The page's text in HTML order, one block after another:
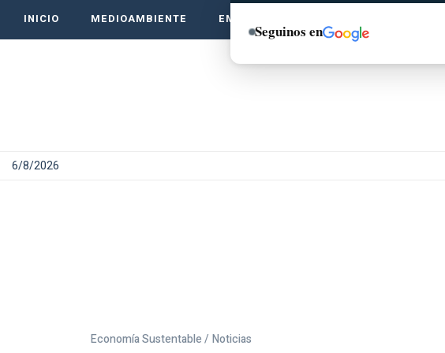
INICIO MEDIOAMBIENTE EMPRENDE VERDE
6/8/2026
Economía Sustentable / Noticias
Seguinos en